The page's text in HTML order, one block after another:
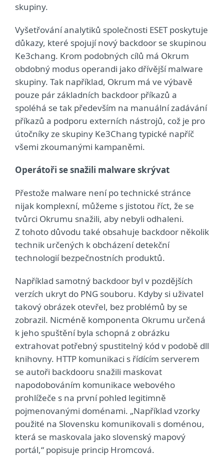
skupiny.
Vyšetřování analytiků společnosti ESET poskytuje
důkazy, které spojují nový backdoor se skupinou
Ke3chang. Krom podobných cílů má Okrum
obdobný modus operandi jako dřívější malware
skupiny. Tak například, Okrum má ve výbavě
pouze pár základních backdoor příkazů a
spoléhá se tak především na manuální zadávání
příkazů a podporu externích nástrojů, což je pro
útočníky ze skupiny Ke3Chang typické napříč
všemi zkoumanými kampaněmi.
Operátoři se snažili malware skrývat
Přestože malware není po technické stránce
nijak komplexní, můžeme s jistotou říct, že se
tvůrci Okrumu snažili, aby nebyli odhaleni.
Z tohoto důvodu také obsahuje backdoor několik
technik určených k obcházení detekční
technologií bezpečnostních produktů.
Například samotný backdoor byl v pozdějších
verzích ukryt do PNG souboru. Kdyby si uživatel
takový obrázek otevřel, bez problémů by se
zobrazil. Nicméně komponenta Okrumu určená
k jeho spuštění byla schopná z obrázku
extrahovat potřebný spustitelný kód v podobě dll
knihovny. HTTP komunikaci s řídícím serverem
se autoři backdooru snažili maskovat
napodobováním komunikace webového
prohlížeče s na první pohled legitimně
pojmenovanými doménami. „Například vzorky
použité na Slovensku komunikovali s doménou,
která se maskovala jako slovenský mapový
portál,“ popisuje princip Hromcová.